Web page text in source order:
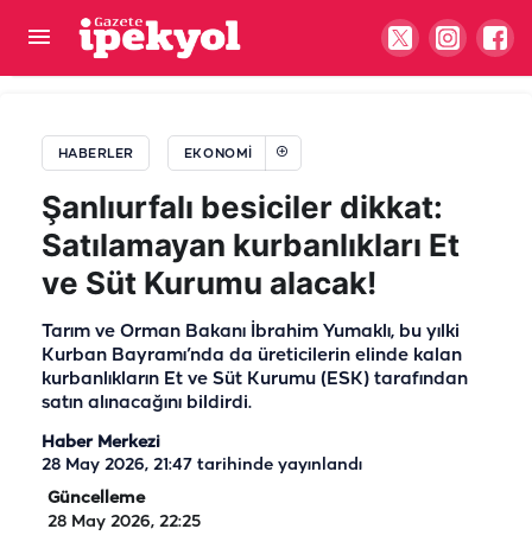
HABERLER EKONOMI
Şanlıurfalı besiciler dikkat:
Satılamayan kurbanlıkları Et
ve Süt Kurumu alacak!
Tarım ve Orman Bakanı İbrahim Yumaklı, bu yılki
Kurban Bayramı’nda da üreticilerin elinde kalan
kurbanlıkların Et ve Süt Kurumu (ESK) tarafından
satın alınacağını bildirdi.
Haber Merkezi
28 May 2026, 21:47 tarihinde yayınlandı
Güncelleme
28 May 2026, 22:25
Şanlıurfa'da emeklilerin gözü bu yasadaydı: Yeni